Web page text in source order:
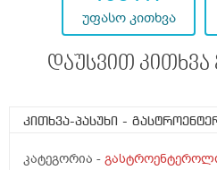
უფასო კითხვა
დაუსვით კითხვა
კითხვა-პასუხი -
კატეგორია -